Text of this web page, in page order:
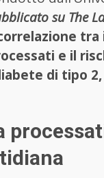
su The
tra
e il
di tipo 2,